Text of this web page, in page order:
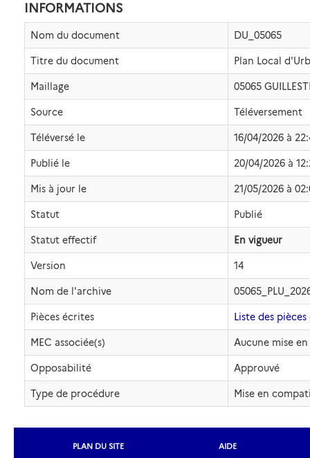
INFORMATIONS
Nom du document DU_05065
Titre du document Plan Local
Maillage 05065
Source Téléversement
Téléversé le 16/04/2026 à
Publié le 20/04/2026 à
Mis à jour le 21/05/2026 à
Statut Publié
Statut effectif En vigueur
Version 14
Nom de l'archive
Pièces écrites Liste des
MEC associée(s) Aucune mise
Opposabilité Approuvé
Type de procédure Mise en
PLAN DU SITE
AIDE